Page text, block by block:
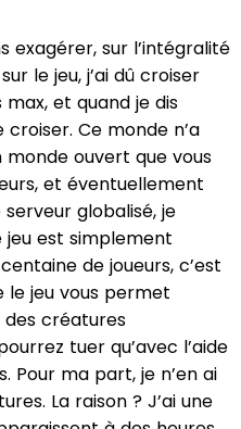
exagérer, sur l’intégralité
le jeu, j’ai dû croiser
et quand je dis
Ce monde n’a
monde ouvert que vous
et éventuellement
globalisé, je
jeu est simplement
de joueurs, c’est
le jeu vous permet
des créatures
tuer qu’avec l’aide
Pour ma part, je n’en ai
La raison ? J’ai une